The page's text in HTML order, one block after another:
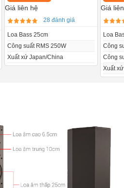
Giá liên hệ
28 đánh giá
Loa Bass 25cm
Công suất RMS 250W
Xuất xứ Japan/China
Giá
Loa
Công
Công
Xuất